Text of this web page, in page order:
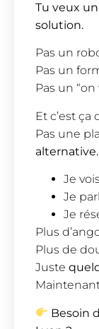
Tu veux
solution.
Pas un
Pas un
Pas un
Et c’est ça
Pas une
alternative.
Je vois
Je
Je
Plus
Plus de
Juste
Besoin